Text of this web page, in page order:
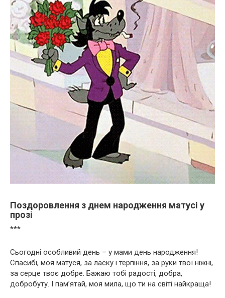
Поздоровлення з днем народження матусі у
прозі
***
Сьогодні особливий день – у мами день народження!
Спасибі, моя матуся, за ласку і терпіння, за руки твої ніжні,
за серце твоє добре. Бажаю тобі радості, добра,
добробуту. І пам’ятай, моя мила, що ти на світі найкраща!